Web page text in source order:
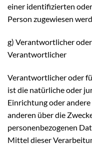
einer identifizierten
Person zugewiesen
g) Verantwortlicher
Verantwortlicher
Verantwortlicher oder
ist die natürliche oder
Einrichtung oder
anderen über die
personenbezogenen
Mittel dieser